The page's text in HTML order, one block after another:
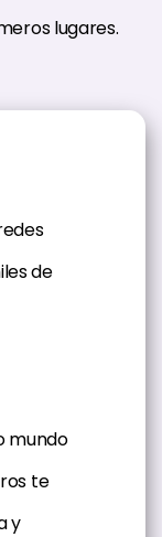
lugares.
de
mundo
te
y